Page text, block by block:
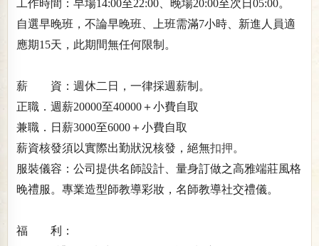
工作時間：早場14:00至22:00、晚場20:00至次日05:00。
自選早晚班，不論早晚班、上班需滿7小時、新進人員適
應期15天，此期間無任何限制。
薪 資：週休二日，一律採週薪制。
正職．週薪20000至40000＋小費自取
兼職．日薪3000至6000＋小費自取
薪資核發須以實際出勤狀況核發，絕無扣押。
服裝儀容：公司提供名師設計、量身訂做之高雅端莊風格
晚禮服。專業造型師教導彩妝，名師教導社交禮儀。
福 利：